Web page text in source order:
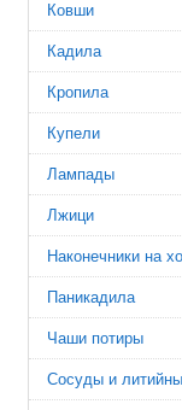
Ковши
Кадила
Кропила
Купели
Лампады
Лжици
Наконечники на
Паникадила
Чаши потиры
Сосуды и